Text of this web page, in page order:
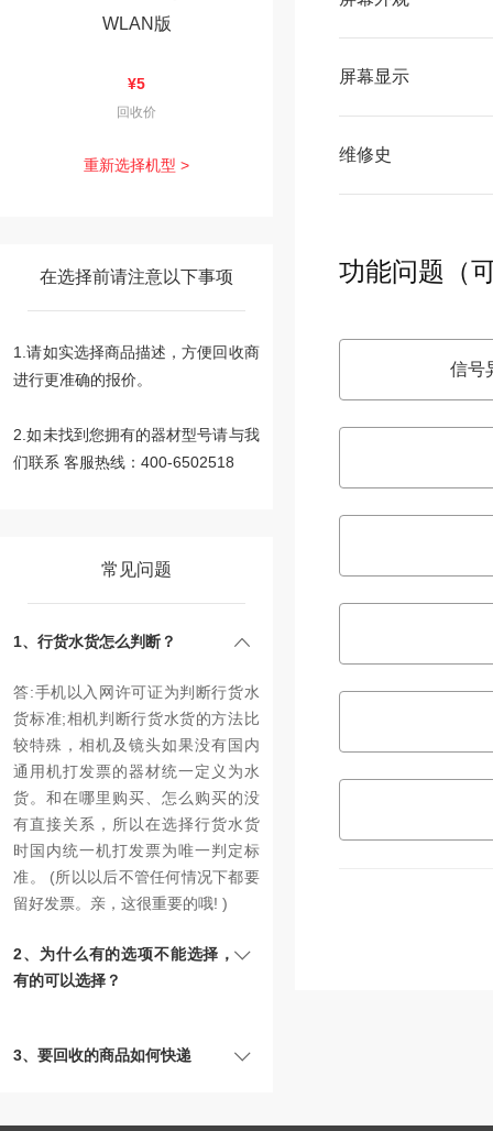
WLAN版
¥5
回收价
重新选择机型 >
在选择前请注意以下事项
1.请如实选择商品描述，方便回收商
进行更准确的报价。
2.如未找到您拥有的器材型号请与我
们联系 客服热线：400-6502518
常见问题
1、行货水货怎么判断？
答:手机以入网许可证为判断行货水
货标准;相机判断行货水货的方法比
较特殊，相机及镜头如果没有国内
通用机打发票的器材统一定义为水
货。和在哪里购买、怎么购买的没
有直接关系，所以在选择行货水货
时国内统一机打发票为唯一判定标
准。 (所以以后不管任何情况下都要
留好发票。亲，这很重要的哦! )
2、为什么有的选项不能选择，
有的可以选择？
3、要回收的商品如何快递
屏幕显示
维修史
功能问题（
信号